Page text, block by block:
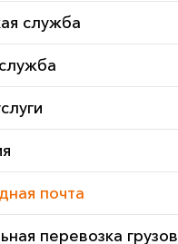
служба
почта
перевозка грузов